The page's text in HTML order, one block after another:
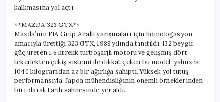
kalkmasına yol açtı.
**MAZDA 323 GTX**
Mazda’nın FIA Grup A ralli yarışmaları için homologasyon
amacıyla ürettiği 323 GTX, 1988 yılında tanıtıldı. 132 beygir
güç üreten 1.6 litrelik turboşarjlı motoru ve gelişmiş dört
tekerlekten çekiş sistemi ile dikkat çeken bu model, yalnızca
1040 kilogramdan az bir ağırlığa sahipti. Yüksek yol tutuş
performansıyla, Japon mühendisliğinin önemli örneklerinden
biri olarak tarih sahnesinde yer aldı.